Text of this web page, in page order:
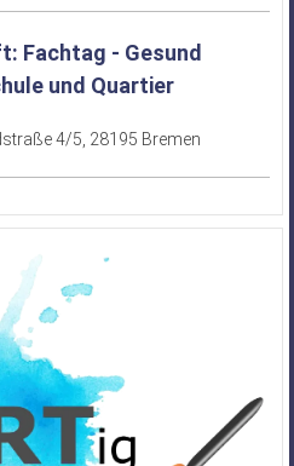
Fachtag - Gesund
und Quartier
4/5, 28195 Bremen